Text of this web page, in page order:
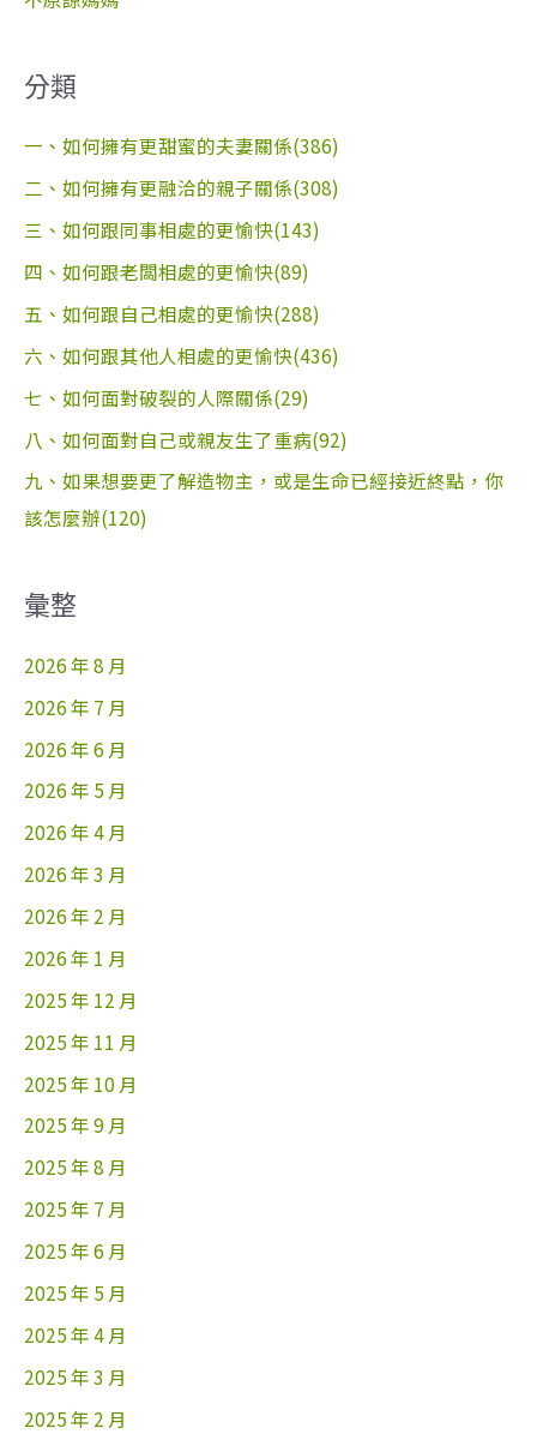
分類
一、如何擁有更甜蜜的夫妻關係(386)
二、如何擁有更融洽的親子關係(308)
三、如何跟同事相處的更愉快(143)
四、如何跟老闆相處的更愉快(89)
五、如何跟自己相處的更愉快(288)
六、如何跟其他人相處的更愉快(436)
七、如何面對破裂的人際關係(29)
八、如何面對自己或親友生了重病(92)
九、如果想要更了解造物主，或是生命已經接近終點，你
該怎麼辦(120)
彙整
2026 年 8 月
2026 年 7 月
2026 年 6 月
2026 年 5 月
2026 年 4 月
2026 年 3 月
2026 年 2 月
2026 年 1 月
2025 年 12 月
2025 年 11 月
2025 年 10 月
2025 年 9 月
2025 年 8 月
2025 年 7 月
2025 年 6 月
2025 年 5 月
2025 年 4 月
2025 年 3 月
2025 年 2 月